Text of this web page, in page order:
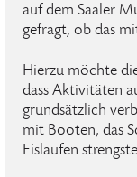
auf dem Saaler
gefragt, ob das
Hierzu möchte
dass Aktivitäten
grundsätzlich
mit Booten, das
Eislaufen